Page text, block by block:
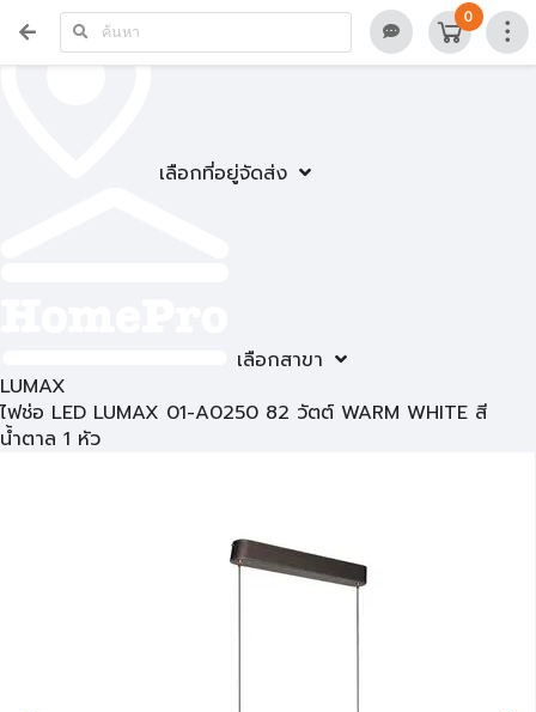
เลือกที่อยู่จัดส่ง
เลือกสาขา
0
LUMAX
ไฟช่อ LED LUMAX 01-A0250 82 วัตต์ WARM WHITE สี
น้ำตาล 1 หัว